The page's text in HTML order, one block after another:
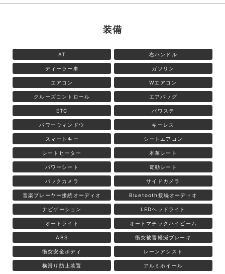
装備
AT 右ハンドル
ディーラー車 ガソリン
エアコン Wエアコン
クルーズコントロール エアバッグ
ETC パワステ
パワーウィンドウ キーレス
スマートキー シートエアコン
シートヒーター 本革シート
パワーシート 電動シート
バックカメラ サイドカメラ
音楽プレーヤー接続オーディオ Bluetooth接続オーディオ
ナビゲーション LEDヘッドライト
オートライト オートマチックハイビーム
ABS 衝突被害軽減ブレーキ
衝突安全ボディ レーンアシスト
横滑り防止装置 アルミホイール